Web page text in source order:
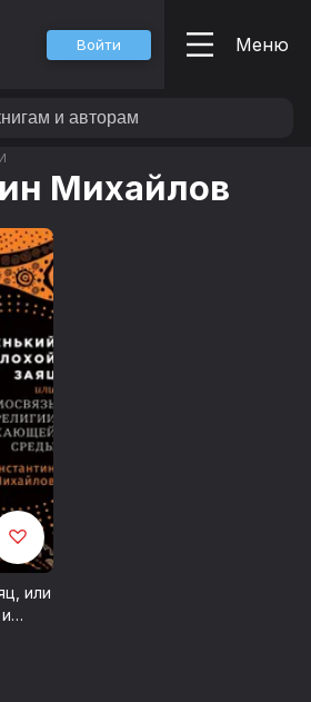
Войти Меню
Михайлов
или